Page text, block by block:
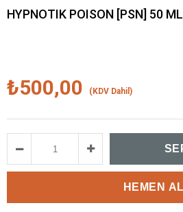
HYPNOTIK POISON [PSN] 50 ML
₺500,00 (KDV Dahil)